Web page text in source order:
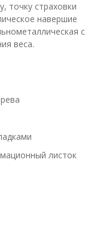
точку страховки
навершие
с
веса.
листок